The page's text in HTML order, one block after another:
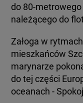
do 80-
należącego do
Załoga w
mieszkańców
marynarze
do tej części
oceanach -